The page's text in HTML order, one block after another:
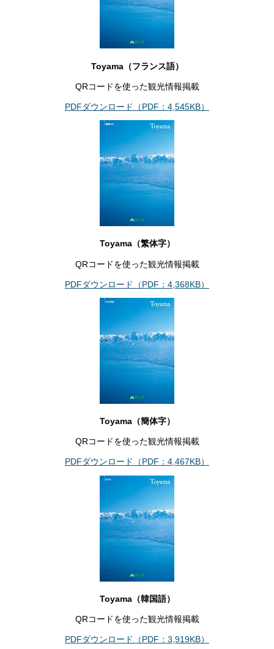
Toyama（フランス語）
QRコードを使った観光情報掲載
PDFダウンロード（PDF：4,545KB）
Toyama（繁体字）
QRコードを使った観光情報掲載
PDFダウンロード（PDF：4,368KB）
Toyama（簡体字）
QRコードを使った観光情報掲載
PDFダウンロード（PDF：4,467KB）
Toyama（韓国語）
QRコードを使った観光情報掲載
PDFダウンロード（PDF：3,919KB）